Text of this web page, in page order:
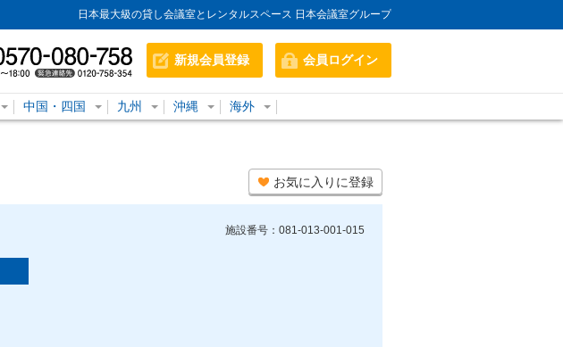
日本最大級の貸し会議室とレンタルスペース 日本会議室グループ
新規会員登録 会員ログイン
中国・四国 九州 沖縄 海外
お気に入りに登録
施設番号：081-013-001-015